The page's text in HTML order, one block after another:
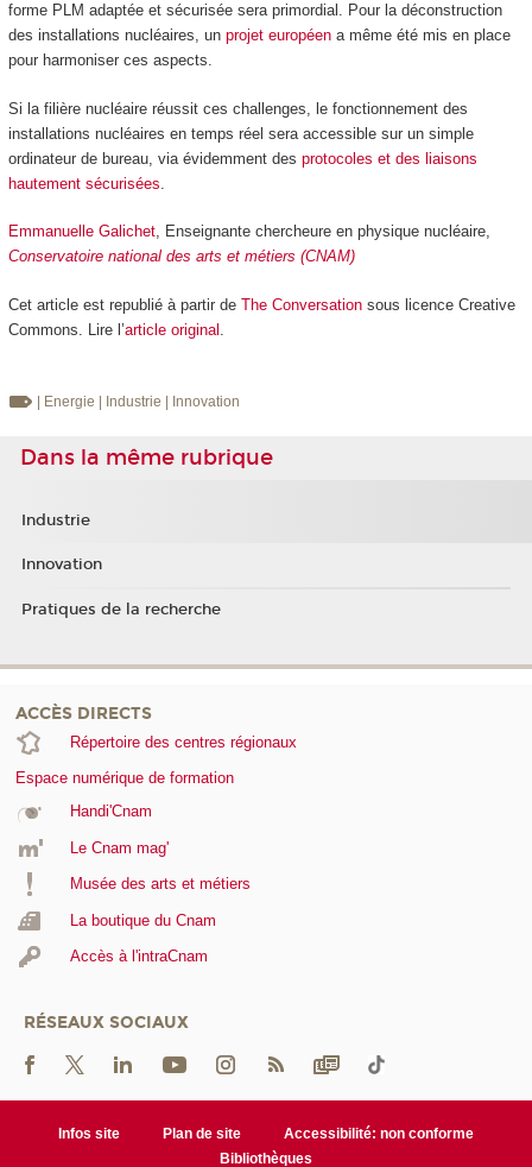
forme PLM adaptée et sécurisée sera primordial. Pour la déconstruction
des installations nucléaires, un projet européena même été mis en place
pour harmoniser ces aspects.
Si la filière nucléaire réussit ces challenges, le fonctionnement des
installations nucléaires en temps réel sera accessible sur un simple
ordinateur de bureau, via évidemment des protocoles et des liaisons
hautement sécurisées
Emmanuelle Galichet, Enseignante chercheure en physique nucléaire,
Conservatoire national des arts et métiers (CNAM)
Cet article est republié à partir de The Conversationsous licence Creative
Commons. Lire l’article original
| Energie | Industrie | Innovation
Dans la même rubrique
Industrie
Innovation
Pratiques de la recherche
ACCÈS DIRECTS
Répertoire des centres régionaux
Espace numérique de formation
Handi'Cnam
Le Cnam mag'
Musée des arts et métiers
La boutique du Cnam
Accès à l'intraCnam
RÉSEAUX SOCIAUX
Infos site Plan de site
Accessibilité: non conforme
Bibliothèques